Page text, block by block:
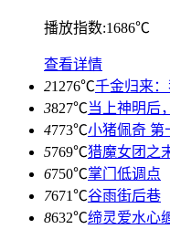
播放指数:1686℃
查看详情
21276℃千金归来
3827℃当上神明后
4773℃小猪佩奇 第
5769℃猎魔女团之
6750℃掌门低调点
7671℃谷雨街后巷
8632℃缔灵爱水心